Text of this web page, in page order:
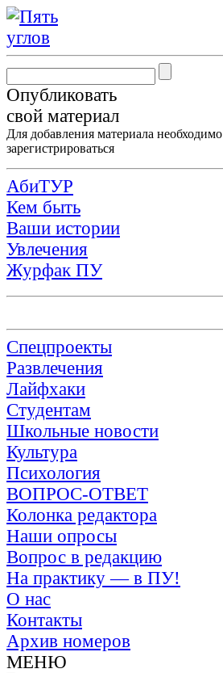
Опубликовать
свой материал
Для добавления материала необходимо
зарегистрироваться
АбиТУР
Кем быть
Ваши истории
Увлечения
Журфак ПУ
Спецпроекты
Развлечения
Лайфхаки
Студентам
Школьные новости
Культура
Психология
ВОПРОС-ОТВЕТ
Колонка редактора
Наши опросы
Вопрос в редакцию
На практику — в ПУ!
О нас
Контакты
Архив номеров
МЕНЮ